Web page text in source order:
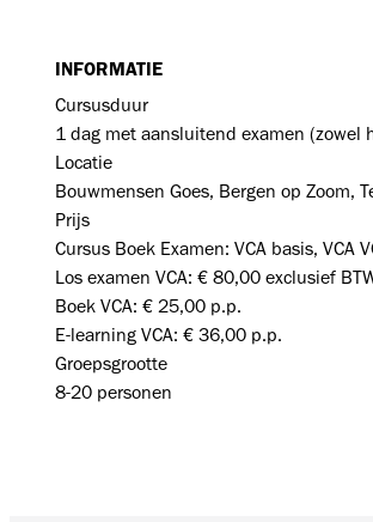
INFORMATIE
Cursusduur
1 dag met aansluitend examen (zowel
Locatie
Bouwmensen Goes, Bergen op Zoom,
Prijs
Cursus Boek Examen: VCA basis, VCA
Los examen VCA: € 80,00 exclusief
Boek VCA: € 25,00 p.p.
E-learning VCA: € 36,00 p.p.
Groepsgrootte
8-20 personen